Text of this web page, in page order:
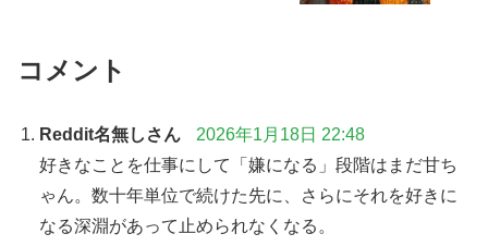
コメント
Reddit名無しさん
2026年1月18日 22:48
好きなことを仕事にして「嫌になる」段階はまだ甘ち
ゃん。数十年単位で続けた先に、さらにそれを好きに
なる深淵があって止められなくなる。